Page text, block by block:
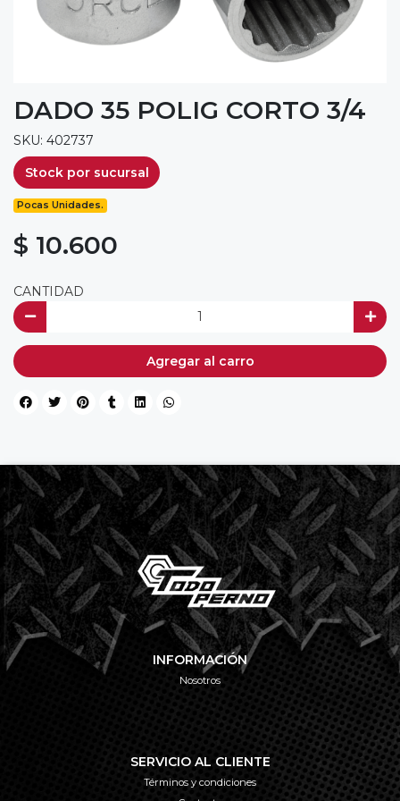
DADO 35 POLIG CORTO 3/4
SKU: 402737
Stock por sucursal
Pocas Unidades.
$ 10.600
CANTIDAD
Agregar al carro
INFORMACIÓN
Nosotros
SERVICIO AL CLIENTE
Términos y condiciones